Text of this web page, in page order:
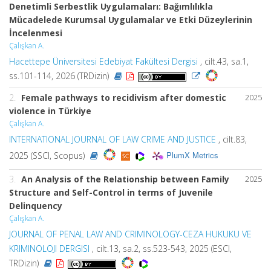
Denetimli Serbestlik Uygulamaları: Bağımlılıkla
Mücadelede Kurumsal Uygulamalar ve Etki Düzeylerinin
İncelenmesi
Çalışkan A.
Hacettepe Üniversitesi Edebiyat Fakültesi Dergisi , cilt.43, sa.1,
ss.101-114, 2026 (TRDizin)
2025
2.
Female pathways to recidivism after domestic
violence in Türkiye
Çalışkan A.
INTERNATIONAL JOURNAL OF LAW CRIME AND JUSTICE , cilt.83,
2025 (SSCI, Scopus)
PlumX Metrics
2025
3.
An Analysis of the Relationship between Family
Structure and Self-Control in terms of Juvenile
Delinquency
Çalışkan A.
JOURNAL OF PENAL LAW AND CRIMINOLOGY-CEZA HUKUKU VE
KRIMINOLOJI DERGISI , cilt.13, sa.2, ss.523-543, 2025 (ESCI,
TRDizin)